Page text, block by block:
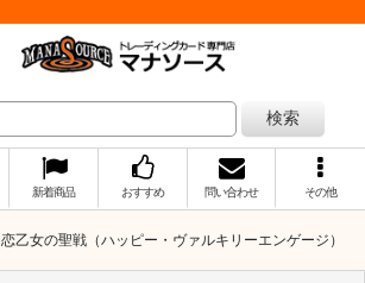
検索
新着商品 おすすめ 問い合わせ その他
恋乙女の聖戦（ハッピー・ヴァルキリーエンゲージ）